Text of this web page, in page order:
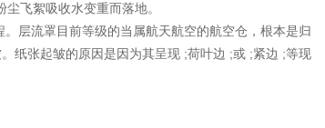
飞絮吸收水变重而落地。
层流罩目前等级的当属航天航空的航空仓，根本是归
纸张起皱的原因是因为其呈现 ;荷叶边 ;或 ;紧边 ;等现